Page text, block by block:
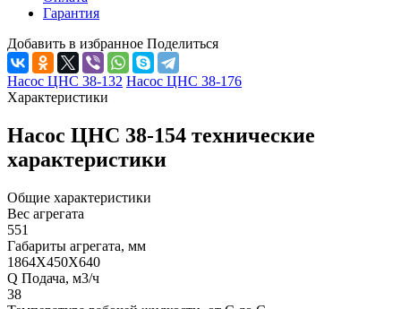
Гарантия
Добавить в избранное Поделиться
Насос ЦНС 38-132 Насос ЦНС 38-176
Характеристики
Насос ЦНС 38-154 технические
характеристики
Общие характеристики
Вес агрегата
551
Габариты агрегата, мм
1864Х450Х640
Q Подача, м3/ч
38